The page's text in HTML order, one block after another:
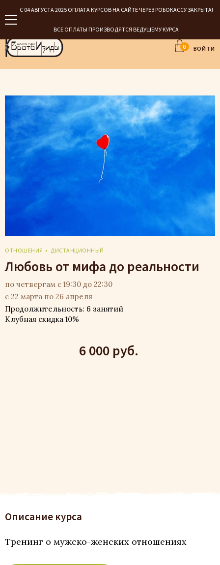
С 04 АВГУСТА 2025 ОПЛАТА КУРСОВ НА САЙТЕ ЧЕРЕЗ РОБОКАССУ ЗАКРЫТА!
ВСЕ ОПЛАТЫ ПРОИЗВОДЯТСЯ ВЕДУЩЕМУ КУРСА
0 ВОЙТИ
ОТНОШЕНИЯ ДИСТАНЦИОННЫЙ
Любовь от мифа до реальности
по четвергам с 19:30 до 22:30
с 22 марта по 26 апреля
6 000 руб.
Продолжительность: 6 занятий
Клубная скидка 10%
Описание курса
Тренинг о мужско-женских отношениях